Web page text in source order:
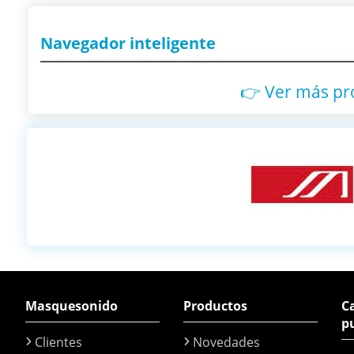
Navegador inteligente
👉 Ver más
Masquesonido
Clientes
Productos
Novedades